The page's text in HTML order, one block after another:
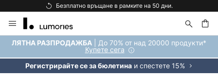
Безплатна доставка над 92 €.
Прескачане
към
съдържанието
ЛЯТНА РАЗПРОДАЖБА | До 70% от над 20000 продукти*
Купете сега
Регистрирайте се за бюлетинаи спестете 15%